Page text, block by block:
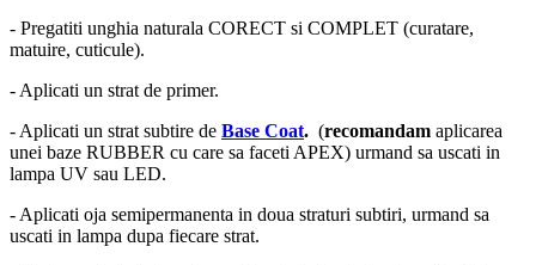
- Pregatiti unghia naturala CORECT si COMPLET (curatare,
matuire, cuticule).
- Aplicati un strat de primer.
- Aplicati un strat subtire de Base Coat. (recomandam aplicarea
unei baze RUBBER cu care sa faceti APEX) urmand sa uscati in
lampa UV sau LED.
- Aplicati oja semipermanenta in doua straturi subtiri, urmand sa
uscati in lampa dupa fiecare strat.